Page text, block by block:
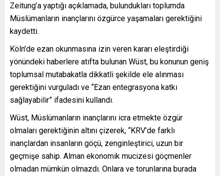
Zeitung’a yaptığı açıklamada, bulundukları toplumda
Müslümanların inançlarını özgürce yaşamaları gerektiğini
kaydetti.
Köln’de ezan okunmasına izin veren kararı eleştirdiği
yönündeki haberlere atıfta bulunan Wüst, bu konunun geniş
toplumsal mutabakatla dikkatli şekilde ele alınması
gerektiğini vurguladı ve “Ezan entegrasyona katkı
sağlayabilir” ifadesini kullandı.
Wüst, Müslümanların inançlarını icra etmekte özgür
olmaları gerektiğinin altını çizerek, “KRV’de farklı
inançlardan insanların göçü, zenginleştirici, uzun bir
geçmişe sahip. Alman ekonomik mucizesi göçmenler
olmadan mümkün olmazdı. Onlara ve torunlarına burada